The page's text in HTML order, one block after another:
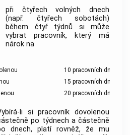
při čtyřech volných dnech
(např. čtyřech sobotách)
během čtyř týdnů si může
vybrat pracovník, který má
nárok na
10 pracovních dnů,
15 pracovních dnů,
20 pracovních dnů.
li si pracovník dovolenou
po týdnech a částečně
dnech, platí rovněž, že mu